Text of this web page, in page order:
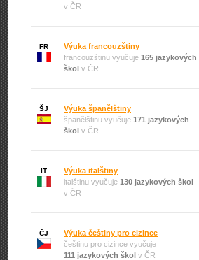
v ČR
FR
Výuka francouzštiny
francouzštinu vyučuje 165 jazykových
škol v ČR
ŠJ
Výuka španělštiny
španělštinu vyučuje 171 jazykových
škol v ČR
IT
Výuka italštiny
italštinu vyučuje 130 jazykových škol
v ČR
ČJ
Výuka češtiny pro cizince
češtinu pro cizince vyučuje
111 jazykových škol v ČR